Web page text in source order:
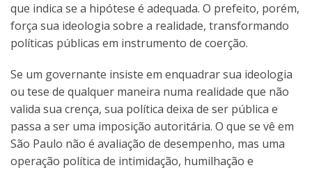
que indica se a hipótese é adequada. O prefeito, porém,
força sua ideologia sobre a realidade, transformando
políticas públicas em instrumento de coerção.
Se um governante insiste em enquadrar sua ideologia
ou tese de qualquer maneira numa realidade que não
valida sua crença, sua política deixa de ser pública e
passa a ser uma imposição autoritária. O que se vê em
São Paulo não é avaliação de desempenho, mas uma
operação política de intimidação, humilhação e